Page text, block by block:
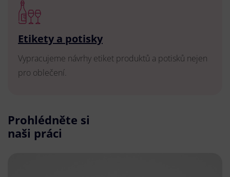
Etikety a potisky
Vypracujeme návrhy etiket produktů a potisků nejen
pro oblečení.
Prohlédněte si
naši práci